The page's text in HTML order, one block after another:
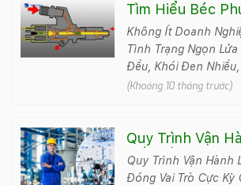
Tìm Hiểu Béc
Và Những Cách
Chuẩn Kỹ Thuật
Không Ít Doanh
Tình Trạng Ngọn
Đều, Khói Đen Nhiều,
Nhiên Liệu Khi Vận
(Khoảng 10 tháng trước)
Quy Trình Vận
Đốt Dầu An
Thuật
Quy Trình Vận Hành
Đóng Vai Trò Cực Kỳ